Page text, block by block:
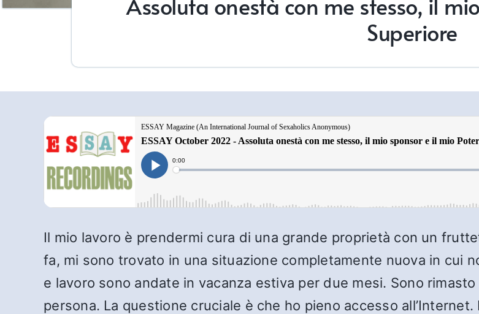
Superiore
Il mio lavoro è prendermi cura di una grande proprietà con un
fa, mi sono trovato in una situazione completamente nuova in cui
e lavoro sono andate in vacanza estiva per due mesi. Sono
persona. La questione cruciale è che ho pieno accesso